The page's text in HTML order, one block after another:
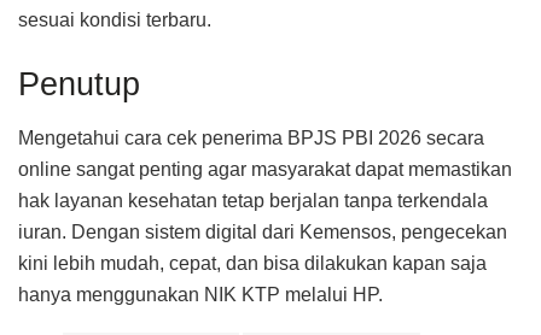
sesuai kondisi terbaru.
Penutup
Mengetahui cara cek penerima BPJS PBI 2026 secara
online sangat penting agar masyarakat dapat memastikan
hak layanan kesehatan tetap berjalan tanpa terkendala
iuran. Dengan sistem digital dari Kemensos, pengecekan
kini lebih mudah, cepat, dan bisa dilakukan kapan saja
hanya menggunakan NIK KTP melalui HP.